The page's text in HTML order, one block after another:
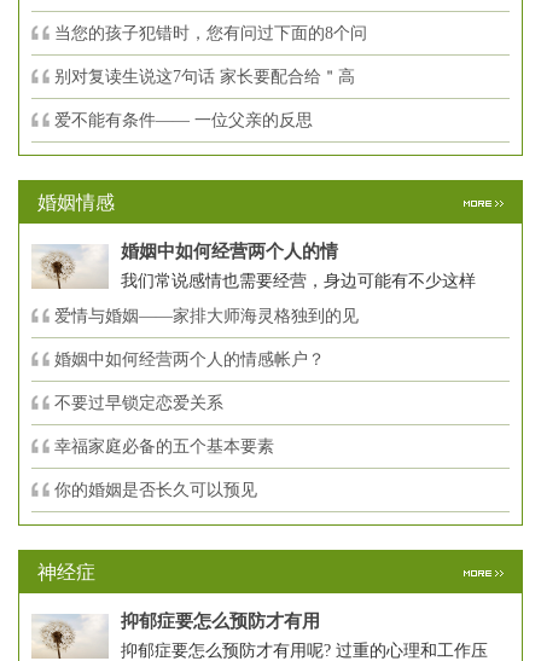
当您的孩子犯错时，您有问过下面的8个问
别对复读生说这7句话 家长要配合给＂高
爱不能有条件—— 一位父亲的反思
婚姻情感
婚姻中如何经营两个人的情
我们常说感情也需要经营，身边可能有不少这样
爱情与婚姻——家排大师海灵格独到的见
婚姻中如何经营两个人的情感帐户？
不要过早锁定恋爱关系
幸福家庭必备的五个基本要素
你的婚姻是否长久可以预见
神经症
抑郁症要怎么预防才有用
抑郁症要怎么预防才有用呢? 过重的心理和工作压